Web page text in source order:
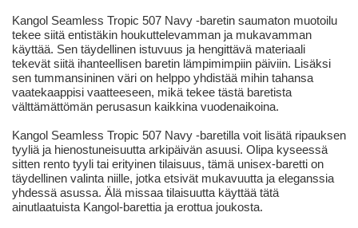
Kangol Seamless Tropic 507 Navy -baretin saumaton muotoilu
tekee siitä entistäkin houkuttelevamman ja mukavamman
käyttää. Sen täydellinen istuvuus ja hengittävä materiaali
tekevät siitä ihanteellisen baretin lämpimimpiin päiviin. Lisäksi
sen tummansininen väri on helppo yhdistää mihin tahansa
vaatekaappisi vaatteeseen, mikä tekee tästä baretista
välttämättömän perusasun kaikkina vuodenaikoina.
Kangol Seamless Tropic 507 Navy -baretilla voit lisätä ripauksen
tyyliä ja hienostuneisuutta arkipäivän asuusi. Olipa kyseessä
sitten rento tyyli tai erityinen tilaisuus, tämä unisex-baretti on
täydellinen valinta niille, jotka etsivät mukavuutta ja eleganssia
yhdessä asussa. Älä missaa tilaisuutta käyttää tätä
ainutlaatuista Kangol-barettia ja erottua joukosta.